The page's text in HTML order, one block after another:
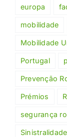
europa
mobilidade
Mobilidade
Portugal
Prevenção
Prémios
segurança